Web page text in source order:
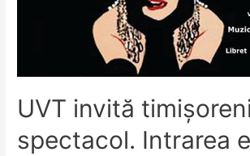
UVT invită
spectacol. Intrarea